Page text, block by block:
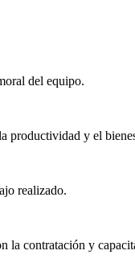
del equipo.
productividad y el
realizado.
la contratación y